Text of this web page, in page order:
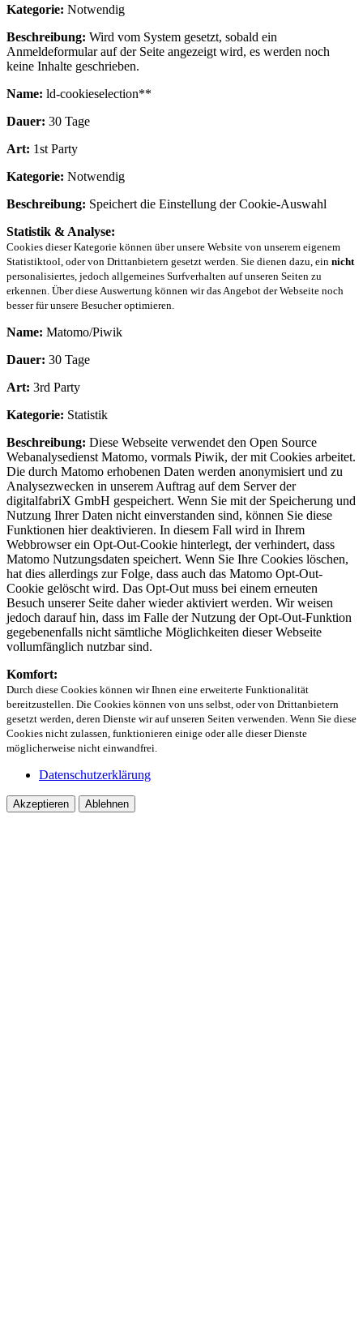
Kategorie: Notwendig
Beschreibung: Wird vom System gesetzt, sobald ein
Anmeldeformular auf der Seite angezeigt wird, es werden noch
keine Inhalte geschrieben.
Name: ld-cookieselection**
Dauer: 30 Tage
Art: 1st Party
Kategorie: Notwendig
Beschreibung: Speichert die Einstellung der Cookie-Auswahl
Statistik & Analyse:
Cookies dieser Kategorie können über unsere Website von unserem eigenem
Statistiktool, oder von Drittanbietern gesetzt werden. Sie dienen dazu, ein nicht
personalisiertes, jedoch allgemeines Surfverhalten auf unseren Seiten zu
erkennen. Über diese Auswertung können wir das Angebot der Webseite noch
besser für unsere Besucher optimieren.
Name: Matomo/Piwik
Dauer: 30 Tage
Art: 3rd Party
Kategorie: Statistik
Beschreibung: Diese Webseite verwendet den Open Source
Webanalysedienst Matomo, vormals Piwik, der mit Cookies arbeitet.
Die durch Matomo erhobenen Daten werden anonymisiert und zu
Analysezwecken in unserem Auftrag auf dem Server der
digitalfabriX GmbH gespeichert. Wenn Sie mit der Speicherung und
Nutzung Ihrer Daten nicht einverstanden sind, können Sie diese
Funktionen hier deaktivieren. In diesem Fall wird in Ihrem
Webbrowser ein Opt-Out-Cookie hinterlegt, der verhindert, dass
Matomo Nutzungsdaten speichert. Wenn Sie Ihre Cookies löschen,
hat dies allerdings zur Folge, dass auch das Matomo Opt-Out-
Cookie gelöscht wird. Das Opt-Out muss bei einem erneuten
Besuch unserer Seite daher wieder aktiviert werden. Wir weisen
jedoch darauf hin, dass im Falle der Nutzung der Opt-Out-Funktion
gegebenenfalls nicht sämtliche Möglichkeiten dieser Webseite
vollumfänglich nutzbar sind.
Komfort:
Durch diese Cookies können wir Ihnen eine erweiterte Funktionalität
bereitzustellen. Die Cookies können von uns selbst, oder von Drittanbietern
gesetzt werden, deren Dienste wir auf unseren Seiten verwenden. Wenn Sie diese
Cookies nicht zulassen, funktionieren einige oder alle dieser Dienste
möglicherweise nicht einwandfrei.
Datenschutzerklärung
Akzeptieren Ablehnen